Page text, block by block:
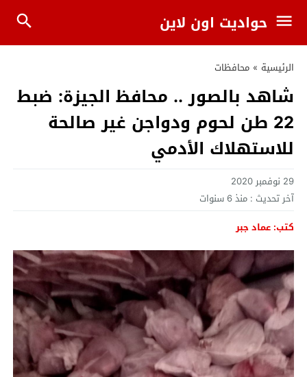
حواديت اون لاين
الرئيسية » محافظات
شاهد بالصور .. محافظ الجيزة: ضبط
22 طن لحوم ودواجن غير صالحة
للاستهلاك الأدمي
29 نوفمبر 2020
آخر تحديث : منذ 6 سنوات
كتب: عماد جبر